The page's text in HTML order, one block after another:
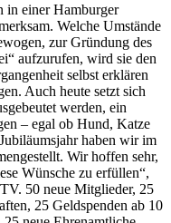
in einer Hamburger
Welche Umstände
zur Gründung des
aufzurufen, wird sie den
selbst erklären
Auch heute setzt sich
werden, ein
– egal ob Hund, Katze
haben wir im
Wir hoffen sehr,
Wünsche zu erfüllen“,
50 neue Mitglieder, 25
25 Geldspenden ab 10